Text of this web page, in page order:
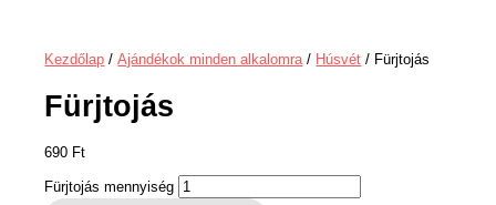
Kezdőlap /Ajándékok minden alkalomra/ Húsvét / Fürjtojás
Fürjtojás
690 Ft
Fürjtojás mennyiség